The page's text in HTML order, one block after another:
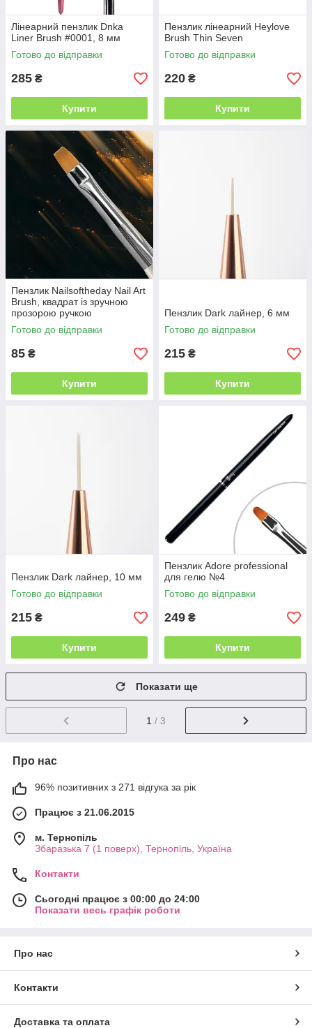
Лінеарний пензлик Dnka
Liner Brush #0001, 8 мм
Готово до відправки
285 ₴
Купити
Пензлик лінеарний Heylove
Brush Thin Seven
Готово до відправки
220 ₴
Купити
Пензлик Nailsoftheday Nail Art
Brush, квадрат із зручною
прозорою ручкою
Готово до відправки
85 ₴
Купити
Пензлик Dark лайнер, 6 мм
Готово до відправки
215 ₴
Купити
Пензлик Dark лайнер, 10 мм
Готово до відправки
215 ₴
Купити
Пензлик Adore professional
для гелю №4
Готово до відправки
249 ₴
Купити
Показати ще
1 / 3
Про нас
96% позитивних з 271 відгука за рік
Працює з 21.06.2015
м. Тернопіль
Збаразька 7 (1 поверх), Тернопіль, Україна
Контакти
Сьогодні працює з 00:00 до 24:00
Показати весь графік роботи
Про нас
Контакти
Доставка та оплата